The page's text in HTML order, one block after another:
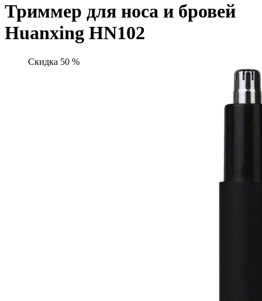
Триммер для носа и бровей
Huanxing HN102
Скидка 50 %